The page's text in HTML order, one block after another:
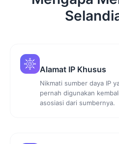
Alamat IP Khusus
Nikmati sumber daya IP
pernah digunakan
asosiasi dari sumbernya.